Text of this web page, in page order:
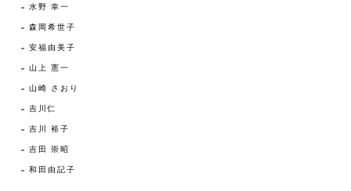
水野 幸一
森岡希世子
安福由美子
山上 憲一
山崎 さおり
吉川仁
吉川 裕子
吉田 崇昭
和田由記子